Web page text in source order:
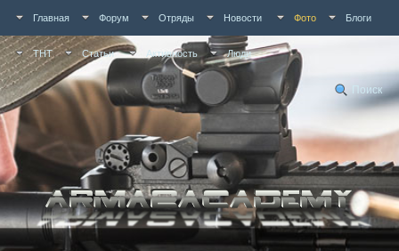
Главная Форум Отряды Новости Фото Блоги
ТНТ Статьи Активность Люди
Поиск